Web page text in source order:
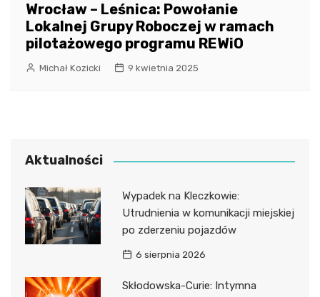
Wrocław – Leśnica: Powołanie
Lokalnej Grupy Roboczej w ramach
pilotażowego programu REWiO
Michał Kozicki 9 kwietnia 2025
Aktualności
Wypadek na Kleczkowie:
Utrudnienia w komunikacji miejskiej
po zderzeniu pojazdów
6 sierpnia 2026
Skłodowska-Curie: Intymna